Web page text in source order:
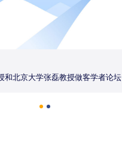
和北京大学张磊教授做客学者论坛